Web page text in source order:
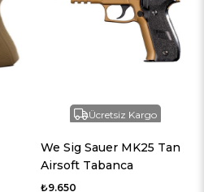
Ücretsiz Kargo
We Sig Sauer MK25 Tan
Airsoft Tabanca
₺9.650